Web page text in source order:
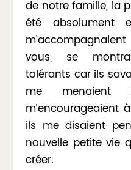
de notre famille, la
été absolument
vous, se
tolérants car ils
me
m’encourageaient
ils me disaient
nouvelle petite vie
créer.